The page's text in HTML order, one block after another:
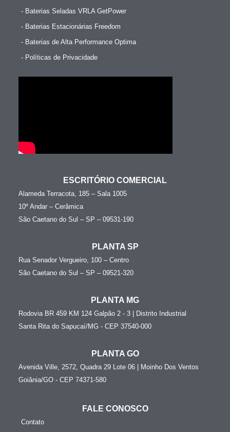
- Baterias Seladas VRLA GetPower
- Baterias Estacionárias Freedom
- Baterias de Alta Performance Optima
- Políticas de Privacidade
ESCRITÓRIO COMERCIAL
Alameda Terracota, 185 – Sala 1005
10º Andar – Cerâmica
São Caetano do Sul – SP – 09531-190
PLANTA SP
Rua Senador Vergueiro, 100 – Centro
São Caetano do Sul – SP – 09521-320
PLANTA MG
Rodovia BR 459 KM 124 Galpão 2 - 3 | Distrito Industrial
Santa Rita do Sapucaí/MG - CEP 37540-000
PLANTA GO
Avenida Ville, 2572, Quadra 29 Lote 06 | Moinho Dos Ventos
Goiânia/GO - CEP 74371-580
FALE CONOSCO
Contato